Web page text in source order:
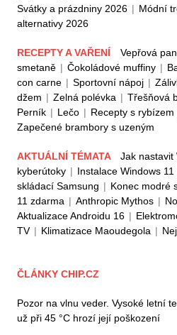
Svátky a prázdniny 2026 | Módní
alternativy 2026
RECEPTY A VAŘENÍ Vepřová
smetaně | Čokoládové muffiny |
con carne | Sportovní nápoj |
džem | Zelná polévka | Třešňová
Perník | Lečo | Recepty s rybízem
Zapečené brambory s uzeným
AKTUÁLNÍ TÉMATA Jak nastavit
kyberútoky | Instalace Windows
skládací Samsung | Konec modré
11 zdarma | Anthropic Mythos |
Aktualizace Androidu 16 |
TV | Klimatizace Maoudegola |
ČLÁNKY CHIP.CZ
Pozor na vlnu veder. Vysoké letní
už při 45 °C hrozí její poškození